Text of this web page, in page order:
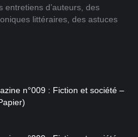
entretiens d’auteurs, des
littéraires, des astuces
n°009 : Fiction et société –